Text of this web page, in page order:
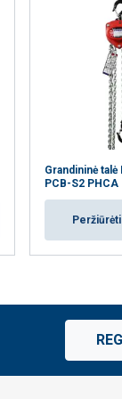
Grandininė talė
PCB-S2 PHCA